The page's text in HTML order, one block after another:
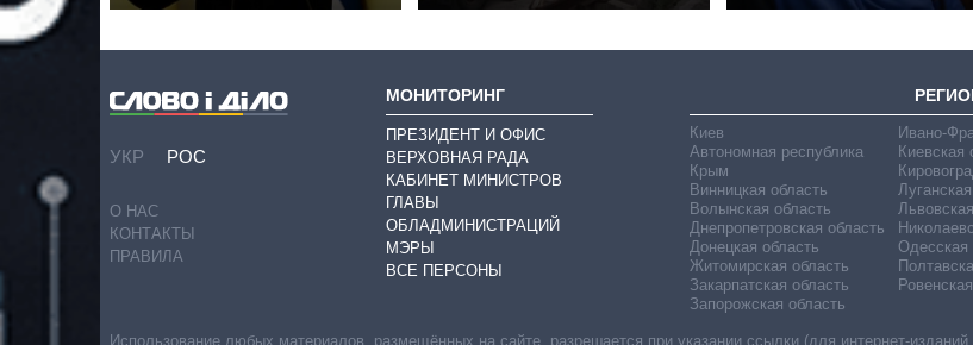
УКР РОС
О НАС
КОНТАКТЫ
ПРАВИЛА
МОНИТОРИНГ
ПРЕЗИДЕНТ И ОФИС
ВЕРХОВНАЯ РАДА
КАБИНЕТ МИНИСТРОВ
ГЛАВЫ
ОБЛАДМИНИСТРАЦИЙ
МЭРЫ
ВСЕ ПЕРСОНЫ
Киев
Автономная республика
Крым
Винницкая область
Волынская область
Днепропетровская область
Донецкая область
Житомирская область
Закарпатская область
Запорожская область
Ивано-
Киевская
Одесская
Использование любых материалов, размещённых на сайте, разрешается при указании ссылки (для интернет-